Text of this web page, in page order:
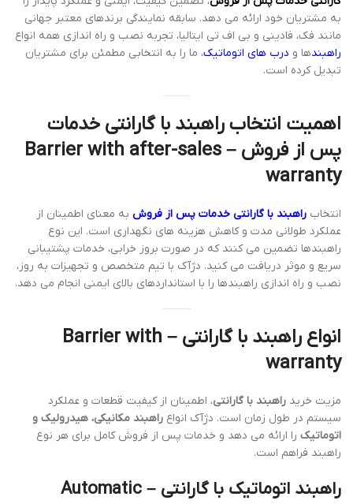
به مشتریان خود ارائه می دهد. سابقه نمایندگی برندهای معتبر جهانی
مانند فک، فادینی و بی اف تی ایتالیا، تجربه نصب و راه اندازی همه انواع
راهبندها و درب های اتوماتیک، ما را به انتخابی مطمئن برای مشتریان
تبدیل کرده است.
اهمیت انتخاب راهبند با گارانتی خدمات
پس از فروش – Barrier with after-sales
warranty
انتخاب راهبند با گارانتی خدمات پس از فروش به معنای اطمینان از
عملکرد طولانی مدت و کاهش هزینه های نگهداری است. این نوع
راهبندها تضمین می کنند که در صورت بروز خرابی، خدمات پشتیبانی
سریع و موثر دریافت می کنید. دژآک با تیم متخصص و تجهیزات به روز،
نصب و راه اندازی راهبندها را با استانداردهای بالای ایمنی انجام می دهد.
انواع راهبند با گارانتی – Barrier with
warranty
مزیت خرید راهبند با گارانتی، اطمینان از کیفیت قطعات و عملکرد
سیستم در طول زمان است. دژآک انواع راهبند مکانیکی، هیدرولیک و
اتوماتیک را ارائه می دهد و خدمات پس از فروش کامل برای هر نوع
راهبند فراهم است.
راهبند اتوماتیک با گارانتی – Automatic